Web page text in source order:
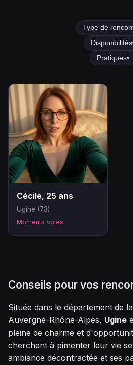
Type de
Disponibilités
Pratiques▾
Cécile, 25 ans
Ugine (73)
Moments volés
Conseils pour vos
Située dans le département de
Auvergne-Rhône-Alpes, Ugine
pleine de charme et
cherchent à pimenter leur vie
ambiance décontractée et ses